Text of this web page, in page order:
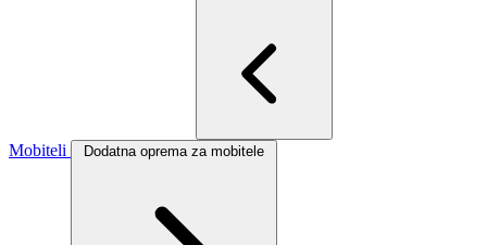
Mobiteli Dodatna oprema za mobitele